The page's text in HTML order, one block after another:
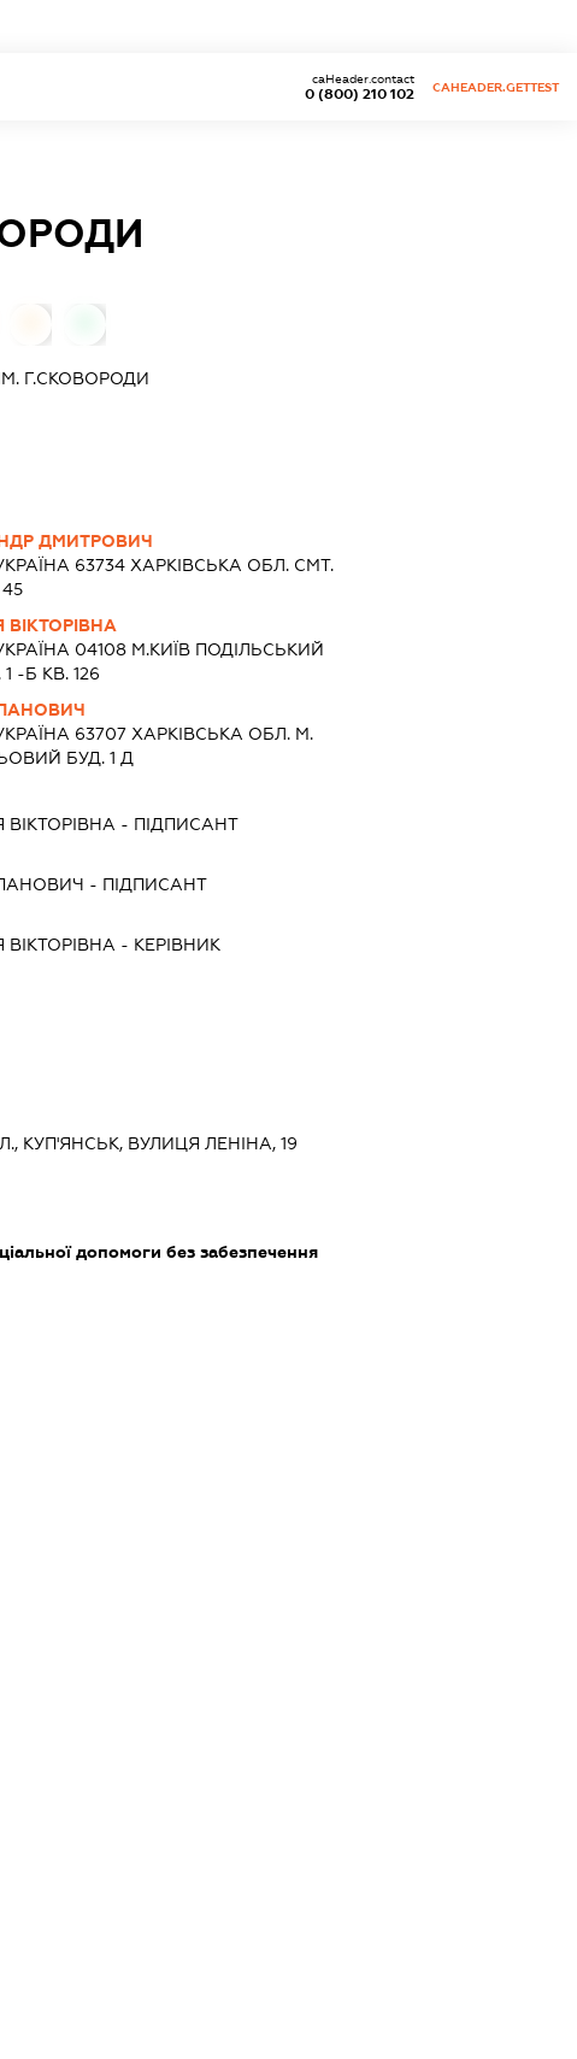
0 (800) 210 102
caHeader.contact
CAHEADER.GETTEST
Г.СКОВОРОДИ
ДМИТРОВИЧ
63734 ХАРКIВСЬКА ОБЛ. СМТ.
04108 М.КИЇВ ПОДІЛЬСЬКИЙ
-Б КВ. 126
63707 ХАРКIВСЬКА ОБЛ. М.
БУД. 1 Д
- ПІДПИСАНТ
- ПІДПИСАНТ
- КЕРІВНИК
КУП'ЯНСЬК, ВУЛИЦЯ ЛЕНІНА, 19
допомоги без забезпечення